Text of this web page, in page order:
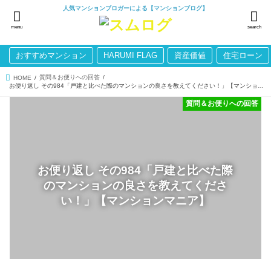
人気マンションブロガーによる【マンションブログ】
search
menu
おすすめマンション HARUMI FLAG 資産価値 住宅ローン
HOME
質問＆お便りへの回答
お便り返し その984「戸建と比べた際
のマンションの良さを教えてくださ
い！」【マンションマニア】
質問＆お便りへの回答